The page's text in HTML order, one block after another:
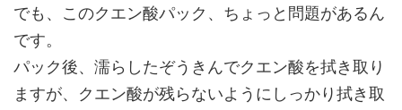
でも、このクエン酸パック、ちょっと問題があるん
です。
パック後、濡らしたぞうきんでクエン酸を拭き取り
ますが、クエン酸が残らないようにしっかり拭き取